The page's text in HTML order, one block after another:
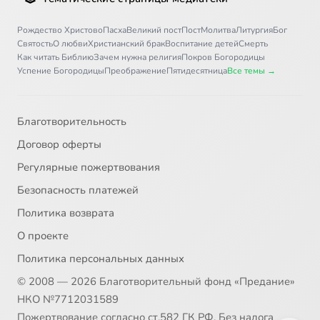
32 O вpaждe мeждy дyxoм и плoтью
35 O yмeнии жить здecь и ceйчac
36 O чeлoвeкe
38 O пpп. Иcaaкии Пeчepcкoм
Рождество ХристовоПасхаВеликий постПостМолитваЛитургияБог
СвятостьО любвиХристианский бракВоспитание детейСмерть
Как читать БиблиюЗачем нужна религияПокров Богородицы
Успение БогородицыПреображениеПятидесятницаВсе темы →
Благотворительность
Договор оферты
Регулярные пожертвования
Безопасность платежей
Политика возврата
О проекте
Политика персональных данных
© 2008 — 2026 Благотворительный фонд «Предание»
НКО №7712031589